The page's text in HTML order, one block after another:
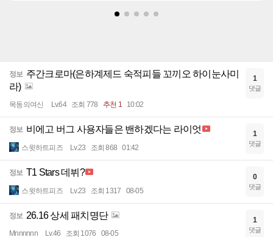
정보 주간크로마(은하계제드 숙적피들 꼬끼오 하이눈사미
라)
목동의여신 Lv.64 조회 778 추천 1 10:02
1
댓글
정보 비에고 버그 사용자들은 밴하겠다는 라이엇
스윗하트피즈 Lv.23 조회 868 01:42
1
댓글
정보 T1 Stars 데뷔?
스윗하트피즈 Lv.23 조회 1317 08-05
0
댓글
정보 26.16 상세 패치명단
Mnnnnnn Lv.46 조회 1076 08-05
1
댓글